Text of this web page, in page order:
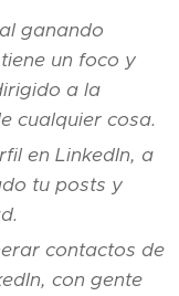
ganando
un foco y
a la
cualquier cosa.
en LinkedIn, a
tu posts y
contactos de
con gente